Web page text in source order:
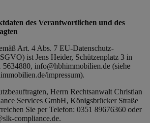
des Verantwortlichen und des
Art. 4 Abs. 7 EU-Datenschutz-
ist Jens Heider, Schützenplatz 3 in
5634880, info@hbhimmobilien.de (siehe
impressum).
Herrn Rechtsanwalt Christian
Services GmbH, Königsbrücker Straße
Sie per Telefon: 0351 89676360 oder
compliance.de.